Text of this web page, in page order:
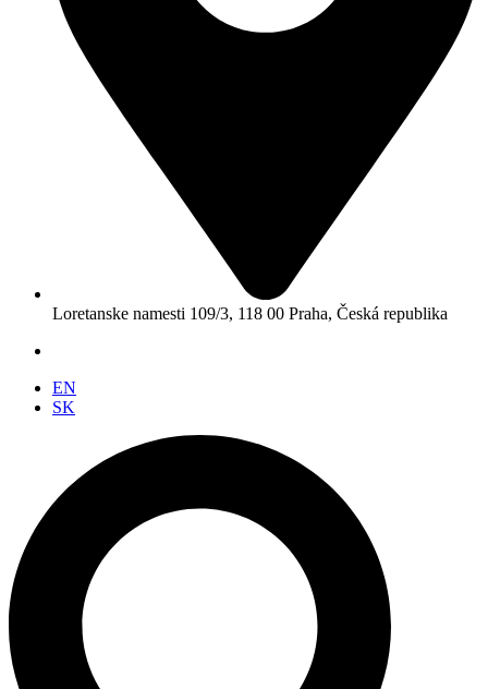
Loretanske namesti 109/3, 118 00 Praha, Česká republika
EN
SK